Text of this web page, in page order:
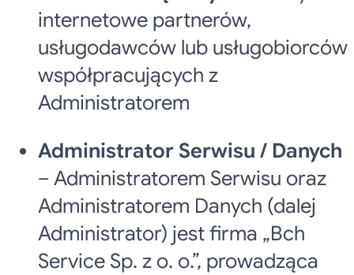
internetowe partnerów,
usługodawców lub usługobiorców
współpracujących z
Administratorem
Administrator Serwisu / Danych
– Administratorem Serwisu oraz
Administratorem Danych (dalej
Administrator) jest firma „Bch
Service Sp. z o. o.”, prowadząca